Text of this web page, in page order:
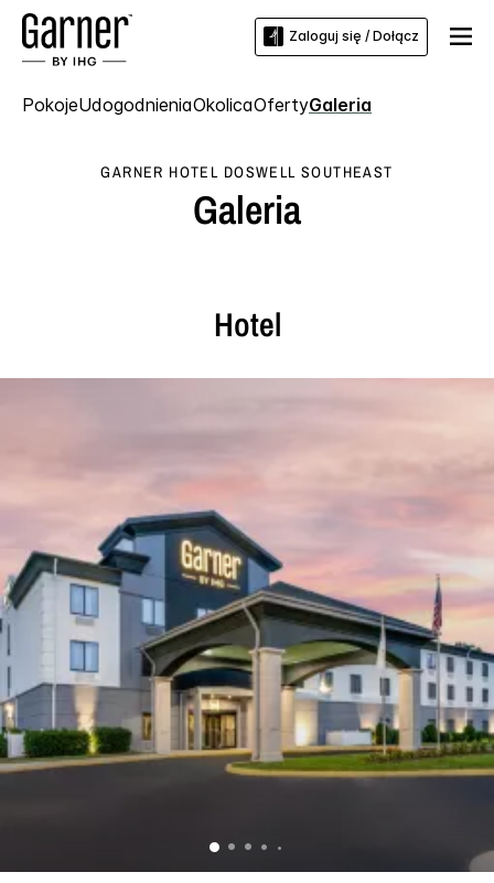
Zaloguj się / Dołącz
PokojeUdogodnieniaOkolicaOfertyGaleria
GARNER HOTEL DOSWELL SOUTHEAST
Galeria
Hotel